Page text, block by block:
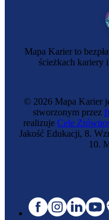
Mapa Karier to
ścieżkach kariery
© 2026 Mapa Karier
stworzonym przez
realizuje Cele
Jakość Edukacji, 8.
10.